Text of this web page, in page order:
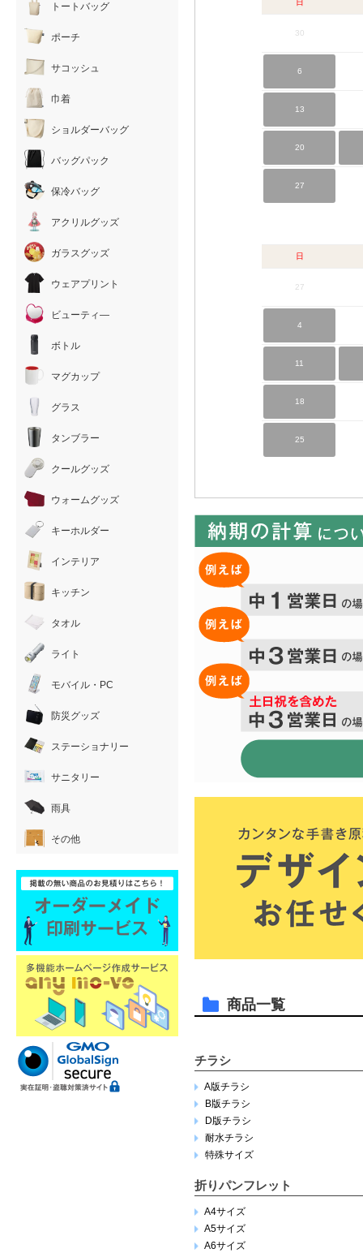
日
30
6
13
20
27
日
27
4
11
18
25
商品一覧
チラシ
A版チラシ
B版チラシ
D版チラシ
耐水チラシ
特殊サイズ
折りパンフレット
A4サイズ
A5サイズ
A6サイズ
トートバッグ
ポーチ
サコッシュ
巾着
ショルダーバッグ
バッグパック
保冷バッグ
アクリルグッズ
ガラスグッズ
ウェアプリント
ビューティ―
ボトル
マグカップ
グラス
タンブラー
クールグッズ
ウォームグッズ
キーホルダー
インテリア
キッチン
タオル
ライト
モバイル・PC
防災グッズ
ステーショナリー
サニタリー
雨具
その他